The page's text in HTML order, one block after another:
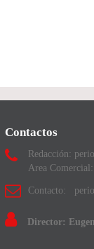
Contactos
Redacción:
Area
Contacto:
Director: